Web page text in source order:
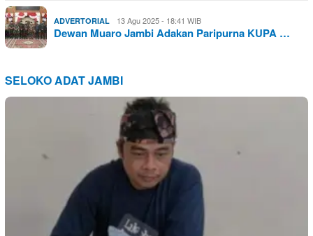
ADVERTORIAL 13 Agu 2025 - 18:41 WIB
Dewan Muaro Jambi Adakan Paripurna KUPA …
SELOKO ADAT JAMBI